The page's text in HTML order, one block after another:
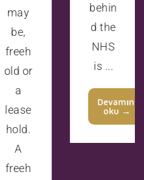
may
be,
freeh
old or
lease
hold.
freeh
behin
d the
NHS
is ...
Devamını
oku →